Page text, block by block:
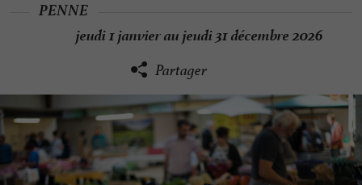
PENNE
jeudi 1 janvier au jeudi 31 décembre 2026
Partager